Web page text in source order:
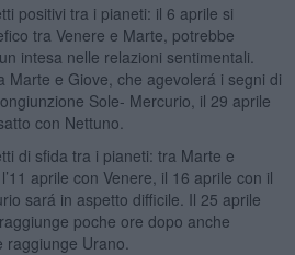
positivi tra i pianeti: il 6 aprile si
tra Venere e Marte, potrebbe
intesa nelle relazioni sentimentali.
Marte e Giove, che agevolerá i segni di
Sole- Mercurio, il 29 aprile
con Nettuno.
di sfida tra i pianeti: tra Marte e
aprile con Venere, il 16 aprile con il
sará in aspetto difficile. Il 25 aprile
poche ore dopo anche
Urano.